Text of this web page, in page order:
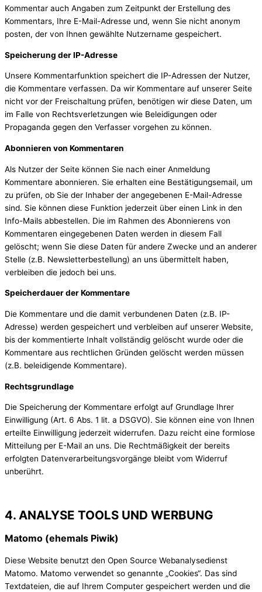
Kommentar auch Angaben zum Zeitpunkt der Erstellung des
Kommentars, Ihre E-Mail-Adresse und, wenn Sie nicht anonym
posten, der von Ihnen gewählte Nutzername gespeichert.
Speicherung der IP-Adresse
Unsere Kommentarfunktion speichert die IP-Adressen der Nutzer,
die Kommentare verfassen. Da wir Kommentare auf unserer Seite
nicht vor der Freischaltung prüfen, benötigen wir diese Daten, um
im Falle von Rechtsverletzungen wie Beleidigungen oder
Propaganda gegen den Verfasser vorgehen zu können.
Abonnieren von Kommentaren
Als Nutzer der Seite können Sie nach einer Anmeldung
Kommentare abonnieren. Sie erhalten eine Bestätigungsemail, um
zu prüfen, ob Sie der Inhaber der angegebenen E-Mail-Adresse
sind. Sie können diese Funktion jederzeit über einen Link in den
Info-Mails abbestellen. Die im Rahmen des Abonnierens von
Kommentaren eingegebenen Daten werden in diesem Fall
gelöscht; wenn Sie diese Daten für andere Zwecke und an anderer
Stelle (z.B. Newsletterbestellung) an uns übermittelt haben,
verbleiben die jedoch bei uns.
Speicherdauer der Kommentare
Die Kommentare und die damit verbundenen Daten (z.B. IP-
Adresse) werden gespeichert und verbleiben auf unserer Website,
bis der kommentierte Inhalt vollständig gelöscht wurde oder die
Kommentare aus rechtlichen Gründen gelöscht werden müssen
(z.B. beleidigende Kommentare).
Rechtsgrundlage
Die Speicherung der Kommentare erfolgt auf Grundlage Ihrer
Einwilligung (Art. 6 Abs. 1 lit. a DSGVO). Sie können eine von Ihnen
erteilte Einwilligung jederzeit widerrufen. Dazu reicht eine formlose
Mitteilung per E-Mail an uns. Die Rechtmäßigkeit der bereits
erfolgten Datenverarbeitungsvorgänge bleibt vom Widerruf
unberührt.
4. ANALYSE TOOLS UND WERBUNG
Matomo (ehemals Piwik)
Diese Website benutzt den Open Source Webanalysedienst
Matomo. Matomo verwendet so genannte „Cookies“. Das sind
Textdateien, die auf Ihrem Computer gespeichert werden und die